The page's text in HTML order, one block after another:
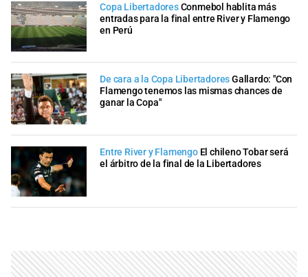
Copa LibertadoresConmebol hablita más
entradas para la final entre River y Flamengo
en Perú
De cara a la Copa LibertadoresGallardo: "Con
Flamengo tenemos las mismas chances de
ganar la Copa"
Entre River y Flamengo El chileno Tobar será
el árbitro de la final de la Libertadores